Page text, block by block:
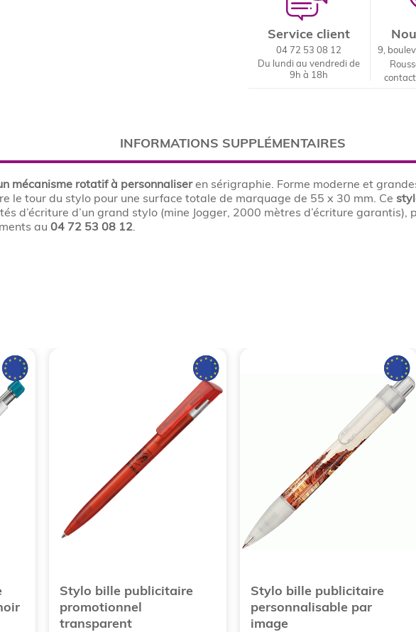
Service client
04 72 53 08 12
Du lundi au vendredi de
9h à 18h
9,
INFORMATIONS SUPPLÉMENTAIRES
mécanisme rotatif à personnaliseren sérigraphie. Forme moderne et
le tour du stylo pour une surface totale de marquage de 55 x 30 mm. Ce
d’écriture d’un grand stylo (mine Jogger, 2000 mètres d’écriture garantis),
au04 72 53 08 12.
Stylo bille publicitaire
promotionnel
transparent
Stylo bille publicitaire
personnalisable par
image